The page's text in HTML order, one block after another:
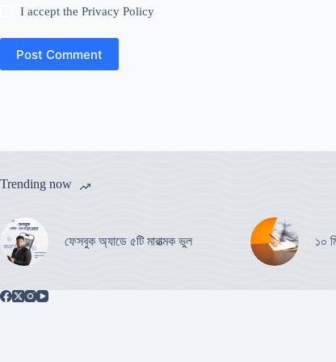
I accept thePrivacy Policy
Post Comment
Trending now
ফেসবুক অ্যাডে ৫টি মারাত্মক ভুল ১০